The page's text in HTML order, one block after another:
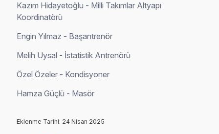
Kazım Hidayetoğlu - Milli Takımlar Altyapı
Koordinatörü
Engin Yılmaz - Başantrenör
Melih Uysal - İstatistik Antrenörü
Özel Özeler - Kondisyoner
Hamza Güçlü - Masör
Eklenme Tarihi: 24 Nisan 2025